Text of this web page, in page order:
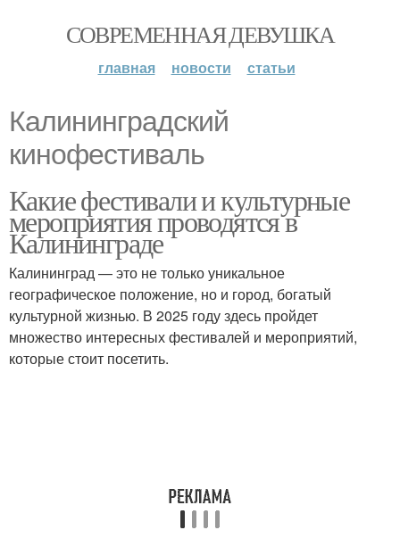
СОВРЕМЕННАЯ ДЕВУШКА
главная новости статьи
Калининградский
кинофестиваль
Какие фестивали и культурные
мероприятия проводятся в
Калининграде
Калининград — это не только уникальное
географическое положение, но и город, богатый
культурной жизнью. В 2025 году здесь пройдет
множество интересных фестивалей и мероприятий,
которые стоит посетить.